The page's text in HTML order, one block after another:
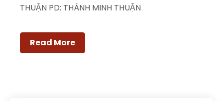
THUẬN PD: THÁNH MINH THUẬN
Read More